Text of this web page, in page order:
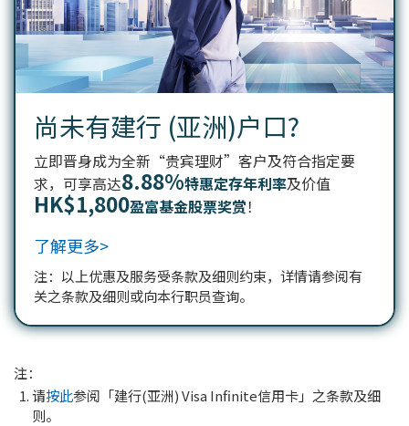
尚未有建行 (亚洲)户口?
立即晋身成为全新“贵宾理财”客户及符合指定要
求，可享高达8.88%特惠定存年利率及价值
HK$1,800盈富基金股票奖赏！
了解更多>
注：以上优惠及服务受条款及细则约束，详情请参阅有
关之条款及细则或向本行职员查询。
注：
请按此参阅「建行(亚洲) Visa Infinite信用卡」之条款及细
则。